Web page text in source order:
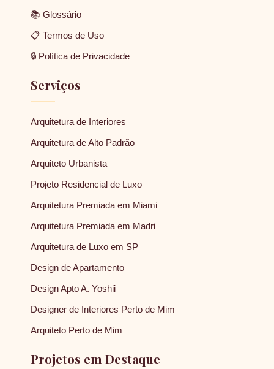
📚 Glossário
📋 Termos de Uso
🔒 Política de Privacidade
Serviços
Arquitetura de Interiores
Arquitetura de Alto Padrão
Arquiteto Urbanista
Projeto Residencial de Luxo
Arquitetura Premiada em Miami
Arquitetura Premiada em Madri
Arquitetura de Luxo em SP
Design de Apartamento
Design Apto A. Yoshii
Designer de Interiores Perto de Mim
Arquiteto Perto de Mim
Projetos em Destaque